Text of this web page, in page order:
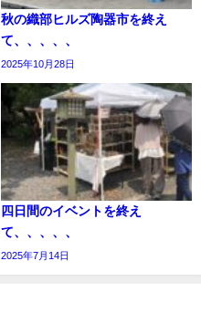
秋の織部ヒルズ陶器市を終え
て、、、、、
2025年10月28日
四日間のイベントを終え
て、、、、、
2025年7月14日